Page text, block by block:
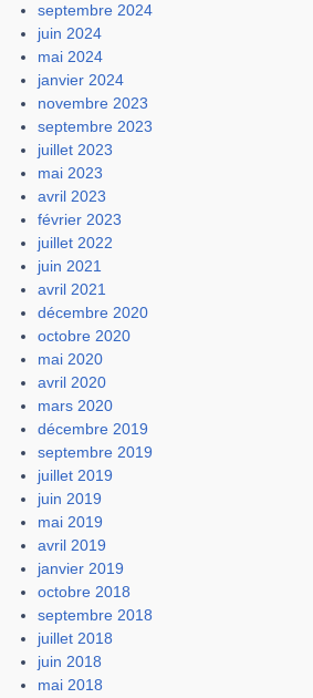
septembre 2024
juin 2024
mai 2024
janvier 2024
novembre 2023
septembre 2023
juillet 2023
mai 2023
avril 2023
février 2023
juillet 2022
juin 2021
avril 2021
décembre 2020
octobre 2020
mai 2020
avril 2020
mars 2020
décembre 2019
septembre 2019
juillet 2019
juin 2019
mai 2019
avril 2019
janvier 2019
octobre 2018
septembre 2018
juillet 2018
juin 2018
mai 2018